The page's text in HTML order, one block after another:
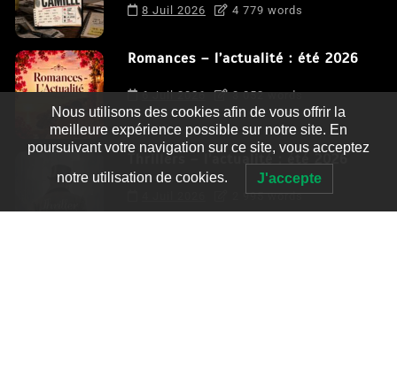
8 Juil 2026 4 779 words
Romances – l’actualité : été 2026
6 Juil 2026 3 052 words
Thrillers – l’actualité : été 2026
2 995 words
Nous utilisons des cookies afin de vous offrir la
meilleure expérience possible sur notre site. En
poursuivant votre navigation sur ce site, vous acceptez
notre utilisation de cookies. J'accepte